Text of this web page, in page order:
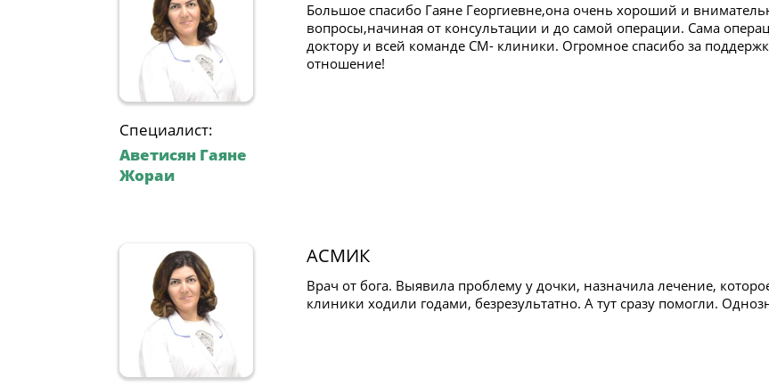
Специалист:
Аветисян Гаяне
Жораи
Большое спасибо Гаяне Георгиевне,она очень хороший и
вопросы,начиная от консультации и до самой операции. Сама
доктору и всей команде СМ- клиники. Огромное спасибо за
отношение!
АСМИК
Врач от бога. Выявила проблему у дочки, назначила лечение,
клиники ходили годами, безрезультатно. А тут сразу помогли.